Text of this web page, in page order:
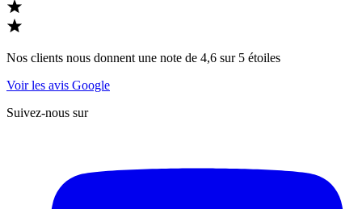
Nos clients nous donnent une note de 4,6 sur 5 étoiles
Voir les avis Google
Suivez-nous sur